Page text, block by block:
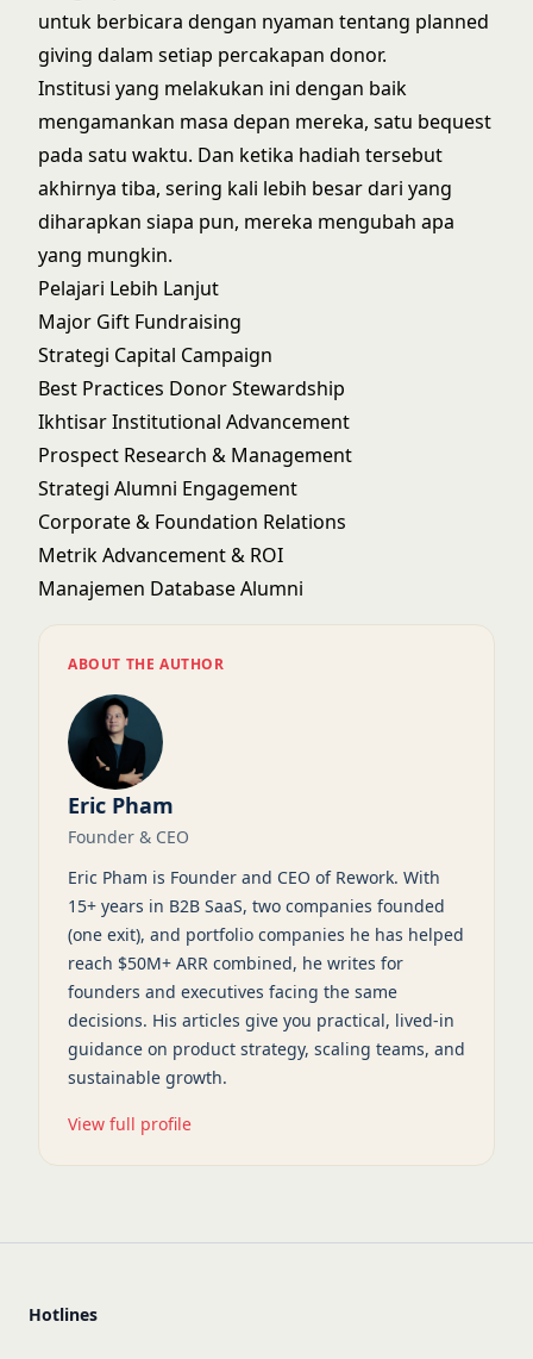
untuk berbicara dengan nyaman tentang planned
giving dalam setiap percakapan donor.
Institusi yang melakukan ini dengan baik
mengamankan masa depan mereka, satu bequest
pada satu waktu. Dan ketika hadiah tersebut
akhirnya tiba, sering kali lebih besar dari yang
diharapkan siapa pun, mereka mengubah apa
yang mungkin.
Pelajari Lebih Lanjut
Major Gift Fundraising
Strategi Capital Campaign
Best Practices Donor Stewardship
Ikhtisar Institutional Advancement
Prospect Research & Management
Strategi Alumni Engagement
Corporate & Foundation Relations
Metrik Advancement & ROI
Manajemen Database Alumni
ABOUT THE AUTHOR
Eric Pham
Founder & CEO
Eric Pham is Founder and CEO of Rework. With
15+ years in B2B SaaS, two companies founded
(one exit), and portfolio companies he has helped
reach $50M+ ARR combined, he writes for
founders and executives facing the same
decisions. His articles give you practical, lived-in
guidance on product strategy, scaling teams, and
sustainable growth.
View full profile
Hotlines